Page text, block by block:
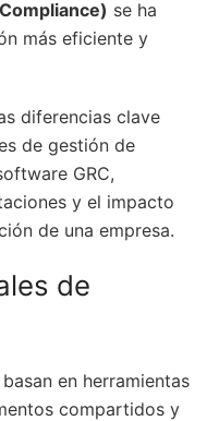
se ha
más eficiente y
diferencias clave
de gestión de
GRC,
y el impacto
de una empresa.
de
en herramientas
compartidos y